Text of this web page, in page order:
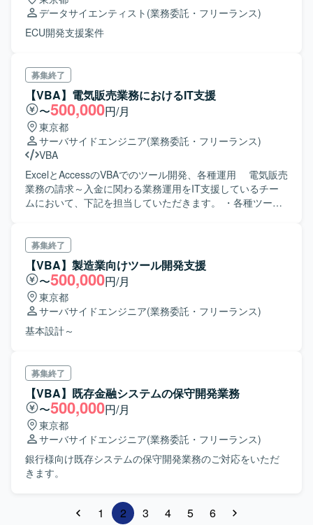
データサイエンティスト (業務委託・フリーランス)
ECU開発支援案件
募集終了
【VBA】電気販売業務におけるIT支援
〜500,000円/月
東京都
サーバサイドエンジニア(業務委託・フリーランス)
VBA
ExcelとAccessのVBAでのツール開発、各種運用 電気販売
業務の請求～入金に関わる業務運用をIT支援しているチー
ムにおいて、下記を担当していただきます。 ・各種ツール
募集終了
【VBA】製造業向けツール開発支援
〜500,000円/月
東京都
サーバサイドエンジニア(業務委託・フリーランス)
基本設計～
募集終了
【VBA】既存金融システムの保守開発業務
〜500,000円/月
東京都
サーバサイドエンジニア(業務委託・フリーランス)
銀行様向け既存システムの保守開発業務のご対応をいただ
きます。
1 2 3 4 5 6